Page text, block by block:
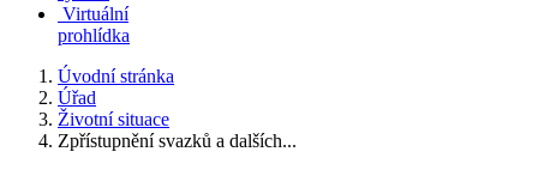
Virtuální
prohlídka
Úvodní stránka
Úřad
Životní situace
Zpřístupnění svazků a dalších...